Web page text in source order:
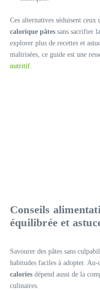
Ces alternatives séduisent
calorique pâtes sans sacrifier
explorer plus de recettes et
maîtrisées, ce guide est une
nutritif
Conseils
équilibrée et
Savourer des pâtes sans
habitudes faciles à adopter.
calories dépend aussi de la
culinaires.